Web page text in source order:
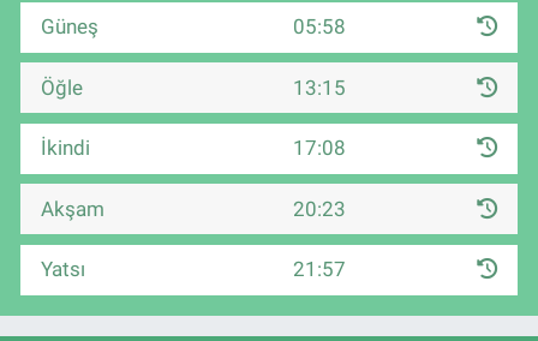
Güneş 05:58
Öğle 13:15
İkindi 17:08
Akşam 20:23
Yatsı 21:57